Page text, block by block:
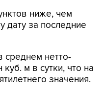
ниже, чем
дату за последние
среднем нетто-
м в сутки, что на
значения.